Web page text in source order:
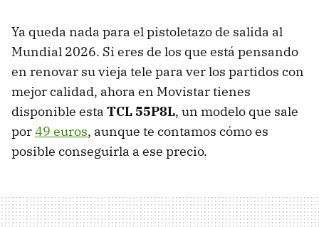
Ya queda nada para el pistoletazo de salida al
Mundial 2026. Si eres de los que está pensando
en renovar su vieja tele para ver los partidos con
mejor calidad, ahora en Movistar tienes
disponible esta TCL 55P8L, un modelo que sale
por49 euros, aunque te contamos cómo es
posible conseguirla a ese precio.